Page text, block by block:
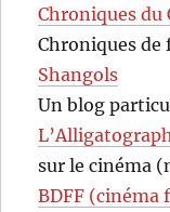
Chroniques du
Chroniques de
Shangols
Un blog
sur le cinéma
BDFF (cinéma